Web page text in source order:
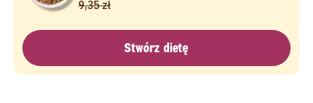
9,35 zł
Stwórz dietę